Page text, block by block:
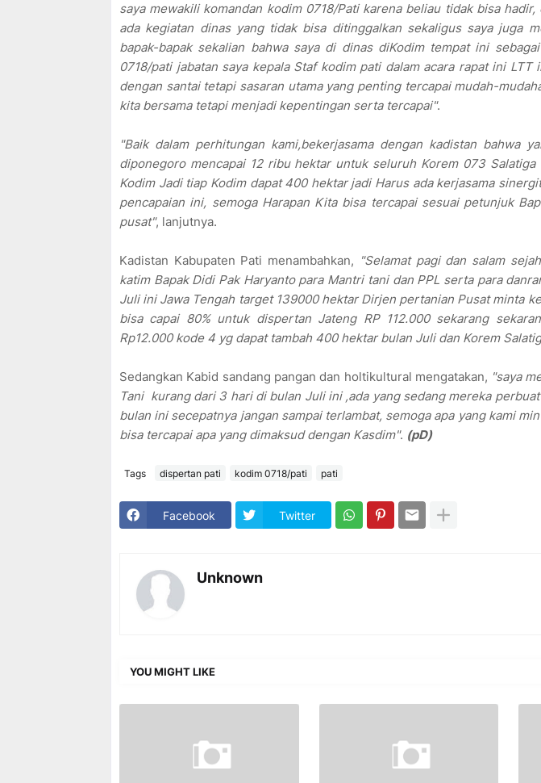
saya mewakili komandan kodim 0718/Pati karena beliau tidak bisa
ada kegiatan dinas yang tidak bisa ditinggalkan sekaligus saya juga
bapak-bapak sekalian bahwa saya di dinas diKodim tempat ini
0718/pati jabatan saya kepala Staf kodim pati dalam acara rapat ini LTT
dengan santai tetapi sasaran utama yang penting tercapai mudah-
kita bersama tetapi menjadi kepentingan serta tercapai".
"Baik dalam perhitungan kami,bekerjasama dengan kadistan bahwa
diponegoro mencapai 12 ribu hektar untuk seluruh Korem 073
Kodim Jadi tiap Kodim dapat 400 hektar jadi Harus ada kerjasama
pencapaian ini, semoga Harapan Kita bisa tercapai sesuai petunjuk
pusat", lanjutnya.
Kadistan Kabupaten Pati menambahkan, "Selamat pagi dan salam
katim Bapak Didi Pak Haryanto para Mantri tani dan PPL serta para
Juli ini Jawa Tengah target 139000 hektar Dirjen pertanian Pusat minta
bisa capai 80% untuk dispertan Jateng RP 112.000 sekarang
Rp12.000 kode 4 yg dapat tambah 400 hektar bulan Juli dan Korem
Sedangkan Kabid sandang pangan dan holtikultural mengatakan, "saya
Tani kurang dari 3 hari di bulan Juli ini ,ada yang sedang mereka
bulan ini secepatnya jangan sampai terlambat, semoga apa yang kami
bisa tercapai apa yang dimaksud dengan Kasdim". (pD)
Tags dispertan pati kodim 0718/pati pati
Facebook Twitter
Unknown
YOU MIGHT LIKE